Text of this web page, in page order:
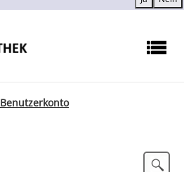
Benutzerkonto